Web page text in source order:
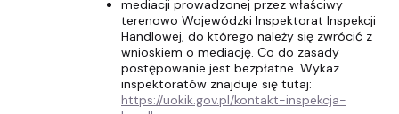
mediacji prowadzonej przez właściwy
terenowo Wojewódzki Inspektorat Inspekcji
Handlowej, do którego należy się zwrócić z
wnioskiem o mediację. Co do zasady
postępowanie jest bezpłatne. Wykaz
inspektoratów znajduje się tutaj:
https://uokik.gov.pl/kontakt-inspekcja-